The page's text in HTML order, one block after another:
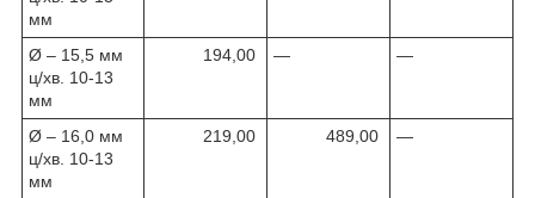
мм
Ø – 15,5 мм
ц/хв. 10-13
мм
194,00 — —
Ø – 16,0 мм
ц/хв. 10-13
мм
219,00 489,00 —